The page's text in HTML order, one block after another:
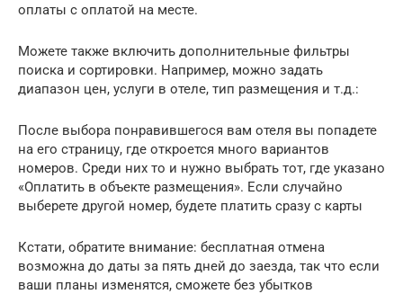
оплаты с оплатой на месте.
Можете также включить дополнительные фильтры
поиска и сортировки. Например, можно задать
диапазон цен, услуги в отеле, тип размещения и т.д.:
После выбора понравившегося вам отеля вы попадете
на его страницу, где откроется много вариантов
номеров. Среди них то и нужно выбрать тот, где указано
«Оплатить в объекте размещения». Если случайно
выберете другой номер, будете платить сразу с карты
Кстати, обратите внимание: бесплатная отмена
возможна до даты за пять дней до заезда, так что если
ваши планы изменятся, сможете без убытков